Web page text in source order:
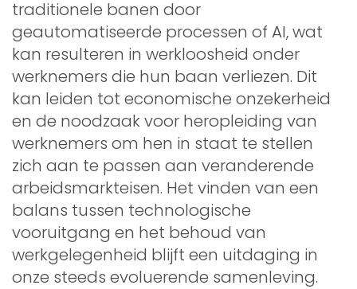
traditionele banen door
geautomatiseerde processen of AI, wat
kan resulteren in werkloosheid onder
werknemers die hun baan verliezen. Dit
kan leiden tot economische onzekerheid
en de noodzaak voor heropleiding van
werknemers om hen in staat te stellen
zich aan te passen aan veranderende
arbeidsmarkteisen. Het vinden van een
balans tussen technologische
vooruitgang en het behoud van
werkgelegenheid blijft een uitdaging in
onze steeds evoluerende samenleving.